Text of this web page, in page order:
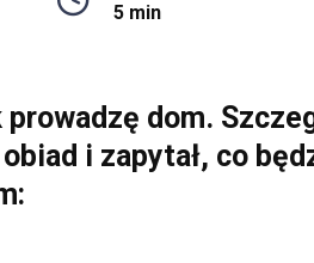
5 min
dom.
i zapytał, co